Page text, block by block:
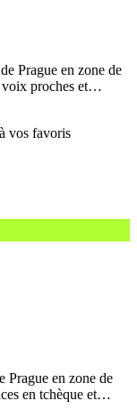
Prague en zone de
voix proches et…
Prague en zone de
en tchèque et…